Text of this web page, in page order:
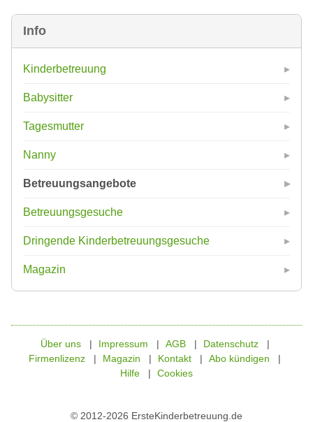
Info
Kinderbetreuung
Babysitter
Tagesmutter
Nanny
Betreuungsangebote
Betreuungsgesuche
Dringende Kinderbetreuungsgesuche
Magazin
© 2012-2026 ErsteKinderbetreuung.de
Über uns Impressum AGB
Datenschutz
Firmenlizenz
Magazin Kontakt
Abo kündigen
Hilfe
Cookies